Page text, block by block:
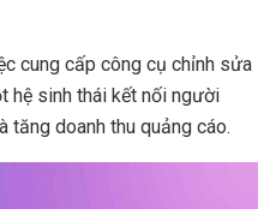
cung cấp công cụ chỉnh sửa
hệ sinh thái kết nối người
tăng doanh thu quảng cáo.